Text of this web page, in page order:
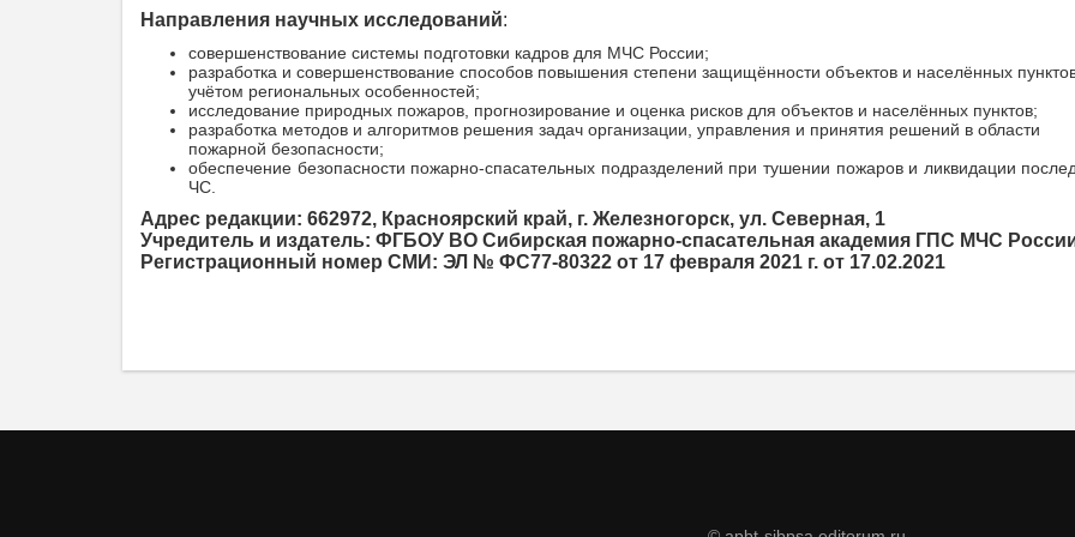
Направления научных исследований:
совершенствование системы подготовки кадров для МЧС России;
разработка и совершенствование способов повышения степени защищённости объектов и населённых
учётом региональных особенностей;
исследование природных пожаров, прогнозирование и оценка рисков для объектов и населённых пунктов;
разработка методов и алгоритмов решения задач организации, управления и принятия решений в области
пожарной безопасности;
обеспечение безопасности пожарно-спасательных подразделений при тушении пожаров и ликвидации
ЧС.
Адрес редакции: 662972, Красноярский край, г. Железногорск, ул. Северная, 1
Учредитель и издатель: ФГБОУ ВО Сибирская пожарно-спасательная академия ГПС МЧС
Регистрационный номер СМИ: ЭЛ № ФС77-80322 от 17 февраля 2021 г. от 17.02.2021